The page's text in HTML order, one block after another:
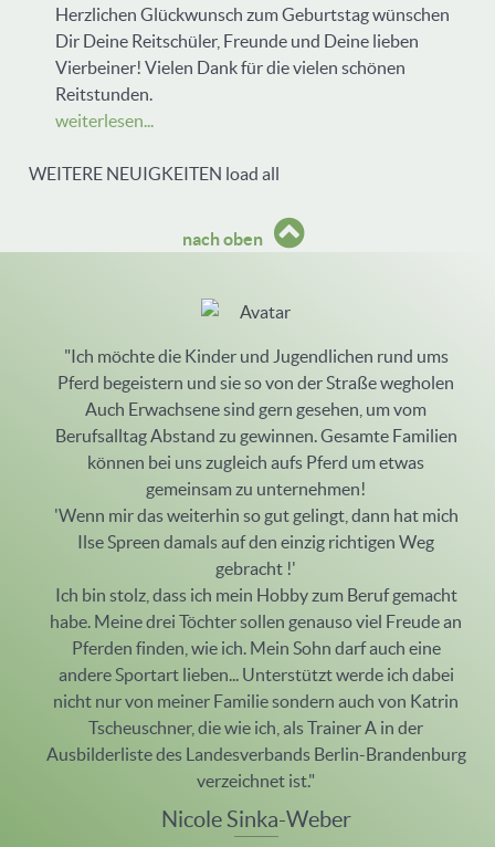
Herzlichen Glückwunsch zum Geburtstag wünschen
Dir Deine Reitschüler, Freunde und Deine lieben
Vierbeiner! Vielen Dank für die vielen schönen
Reitstunden.
weiterlesen...
WEITERE NEUIGKEITEN load all
nach oben
"Ich möchte die Kinder und Jugendlichen rund ums
Pferd begeistern und sie so von der Straße wegholen
Auch Erwachsene sind gern gesehen, um vom
Berufsalltag Abstand zu gewinnen. Gesamte Familien
können bei uns zugleich aufs Pferd um etwas
gemeinsam zu unternehmen!
'Wenn mir das weiterhin so gut gelingt, dann hat mich
Ilse Spreen damals auf den einzig richtigen Weg
gebracht !'
Ich bin stolz, dass ich mein Hobby zum Beruf gemacht
habe. Meine drei Töchter sollen genauso viel Freude an
Pferden finden, wie ich. Mein Sohn darf auch eine
andere Sportart lieben... Unterstützt werde ich dabei
nicht nur von meiner Familie sondern auch von Katrin
Tscheuschner, die wie ich, als Trainer A in der
Ausbilderliste des Landesverbands Berlin-Brandenburg
verzeichnet ist."
Nicole Sinka-Weber